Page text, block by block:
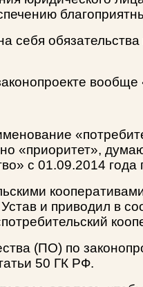
себя
«приоритет»,
с 01.09.2014 года
и приводил в
(ПО) по
50 ГК РФ.